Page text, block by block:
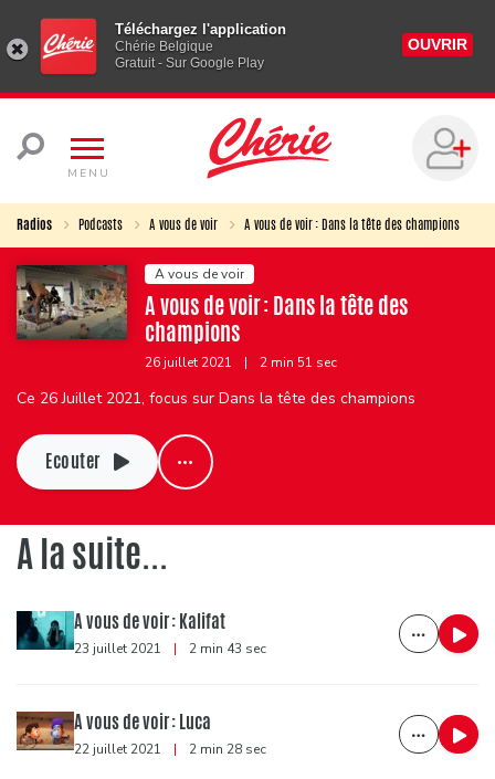
Téléchargez l'application
Chérie Belgique
Gratuit - Sur Google Play
OUVRIR
MENU
Radios Podcasts A vous de voir A vous de voir : Dans la tête des champions
A vous de voir
A vous de voir : Dans la tête des
champions
26 juillet 2021 | 2 min 51 sec
Ce 26 Juillet 2021, focus sur Dans la tête des champions
Ecouter
A la suite...
A vous de voir : Kalifat
23 juillet 2021 | 2 min 43 sec
A vous de voir : Luca
22 juillet 2021 | 2 min 28 sec